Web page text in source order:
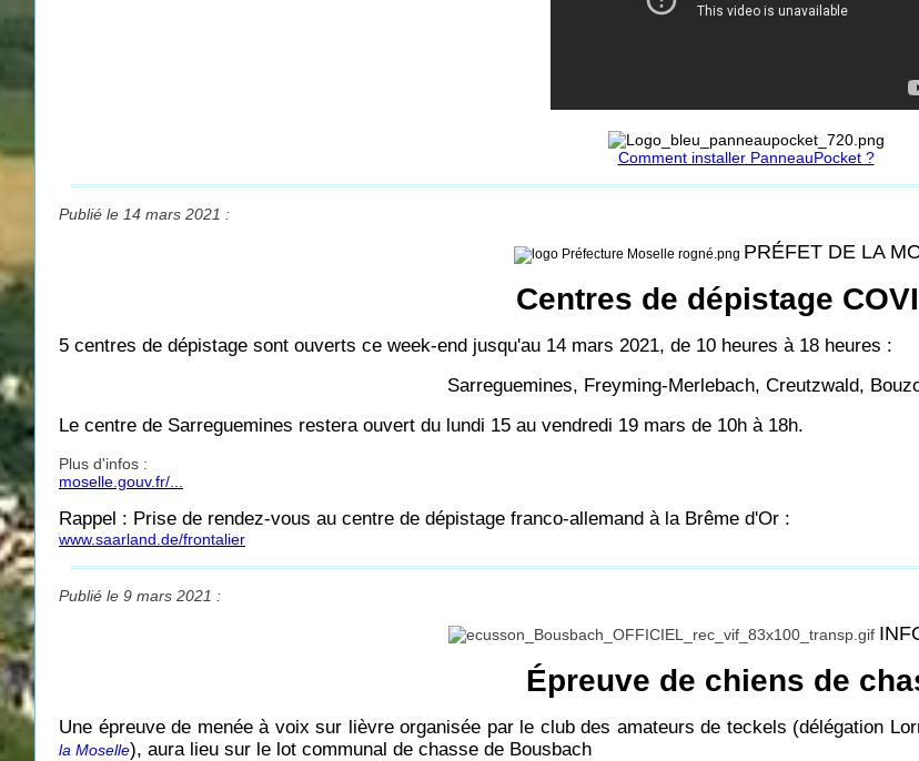
Comment installer PanneauPocket ?
Publié le 14 mars 2021 :
PRÉFET DE LA
Centres de dépistage
5 centres de dépistage sont ouverts ce week-end jusqu'au 14 mars 2021, de 10 heures à 18 heures :
Sarreguemines, Freyming-Merlebach, Creutzwald,
Le centre de Sarreguemines restera ouvert du lundi 15 au vendredi 19 mars de 10h à 18h.
Plus d'infos :
moselle.gouv.fr/...
Rappel : Prise de rendez-vous au centre de dépistage franco-allemand à la Brême d'Or :
www.saarland.de/frontalier
Publié le 9 mars 2021 :
Épreuve de chiens de
Une épreuve de menée à voix sur lièvre organisée par le club des amateurs de teckels (délégation
la Moselle), aura lieu sur le lot communal de chasse de Bousbach